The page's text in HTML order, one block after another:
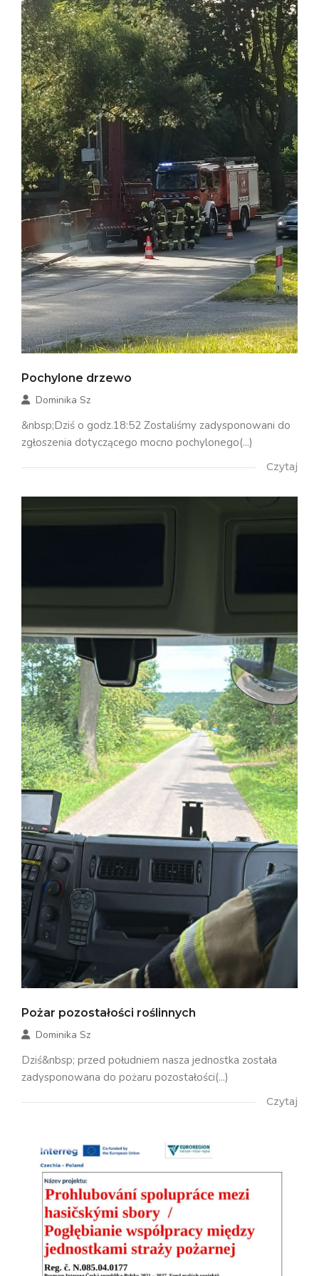
Pochylone drzewo
Dominika Sz
&nbsp;Dziś o godz.18:52 Zostaliśmy zadysponowani do
zgłoszenia dotyczącego mocno pochylonego(...)
Czytaj
Pożar pozostałości roślinnych
Dominika Sz
Dziś&nbsp; przed południem nasza jednostka została
zadysponowana do pożaru pozostałości(...)
Czytaj